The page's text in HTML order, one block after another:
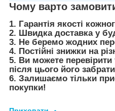
Чому варто
1. Гарантія якості
2. Швидка доставка у
3. Не беремо жодних
4. Постійні знижки на
5. Ви можете
після цього його
6. Залишаємо тільки
покупки!